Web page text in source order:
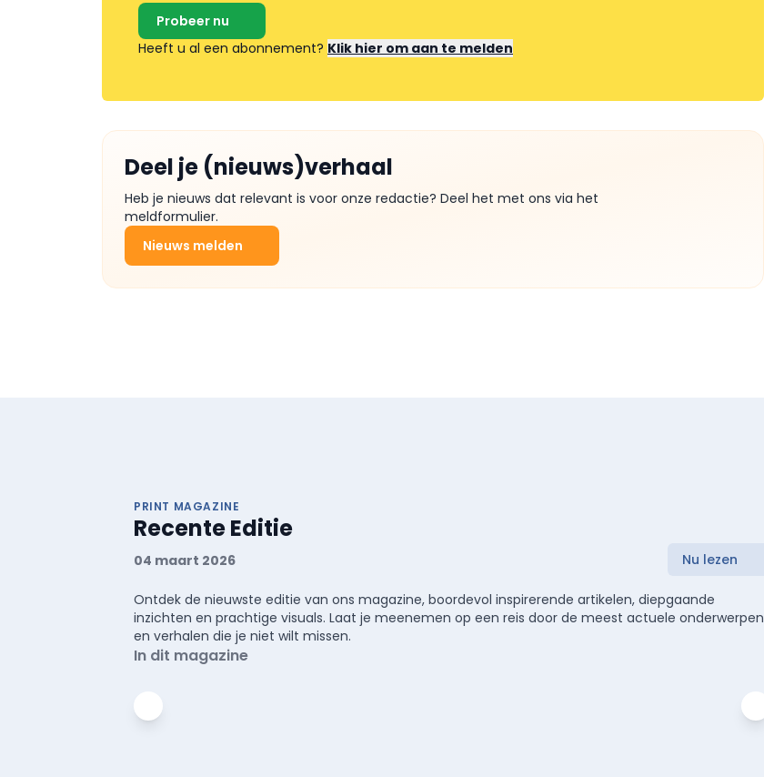
Probeer nu
Heeft u al een abonnement? Klik hier om aan te melden
Deel je (nieuws)verhaal
Heb je nieuws dat relevant is voor onze redactie? Deel het met ons via het
meldformulier.
Nieuws melden
PRINT MAGAZINE
Recente Editie
04 maart 2026 Nu lezen
Ontdek de nieuwste editie van ons magazine, boordevol inspirerende artikelen, diepgaande
inzichten en prachtige visuals. Laat je meenemen op een reis door de meest actuele onderwerpen
en verhalen die je niet wilt missen.
In dit magazine